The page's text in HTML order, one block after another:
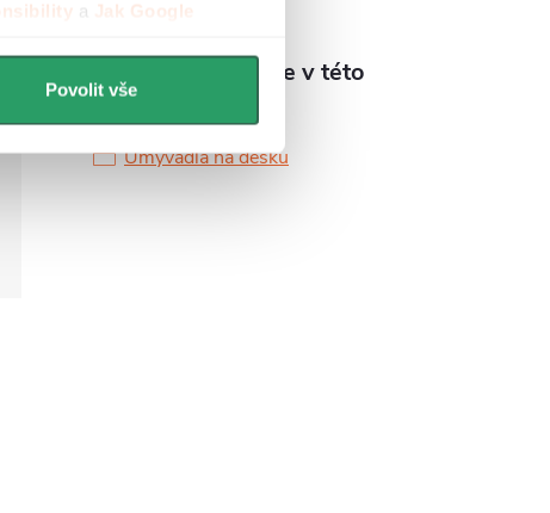
a Jak Google
Povolit vše
Produkt naleznete v této
kategorii
Umyvadla na desku